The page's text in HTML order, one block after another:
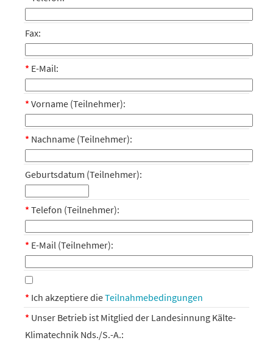
Fax:
* E-Mail:
* Vorname (Teilnehmer):
* Nachname (Teilnehmer):
Geburtsdatum (Teilnehmer):
* Telefon (Teilnehmer):
* E-Mail (Teilnehmer):
* Ich akzeptiere dieTeilnahmebedingungen
* Unser Betrieb ist Mitglied der Landesinnung Kälte-
Klimatechnik Nds./S.-A.: